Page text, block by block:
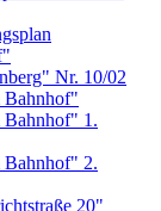
Nr. 10/02
Bahnhof"
Bahnhof" 1.
Bahnhof" 2.
20"